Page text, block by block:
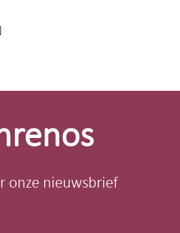
onze nieuwsbrief